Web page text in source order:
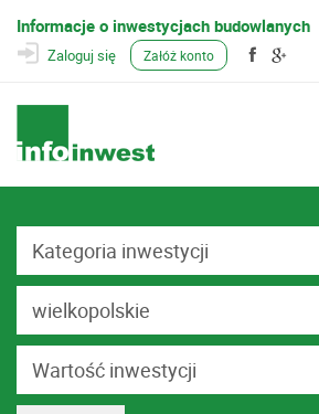
Informacje o inwestycjach budowlanych
Zaloguj się Załóż konto
Kategoria inwestycji
wielkopolskie
Wartość inwestycji